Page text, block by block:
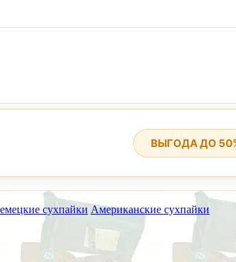
сухпайки Американские сухпайки
ВЫГОДА ДО